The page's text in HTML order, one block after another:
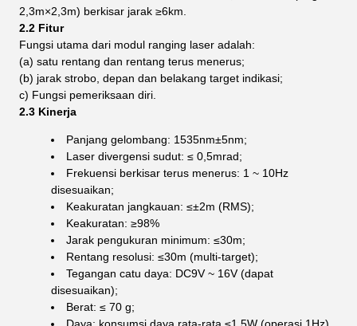
2,3m×2,3m) berkisar jarak ≥6km.
2.2 Fitur
Fungsi utama dari modul ranging laser adalah:
(a) satu rentang dan rentang terus menerus;
(b) jarak strobo, depan dan belakang target indikasi;
c) Fungsi pemeriksaan diri.
2.3 Kinerja
Panjang gelombang: 1535nm±5nm;
Laser divergensi sudut: ≤ 0,5mrad;
Frekuensi berkisar terus menerus: 1 ~ 10Hz
disesuaikan;
Keakuratan jangkauan: ≤±2m (RMS);
Keakuratan: ≥98%
Jarak pengukuran minimum: ≤30m;
Rentang resolusi: ≤30m (multi-target);
Tegangan catu daya: DC9V ~ 16V (dapat
disesuaikan);
Berat: ≤ 70 g;